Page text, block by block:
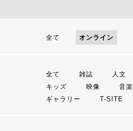
全て オンライン
全て 雑誌 人文
キッズ
映像 音楽
ギャラリー
T-SITE